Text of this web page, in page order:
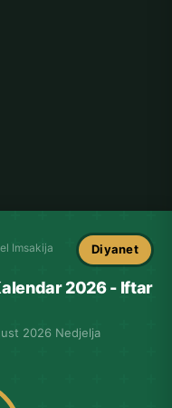
Imsakija Diyanet
2026 - Iftar
2026 Nedjelja